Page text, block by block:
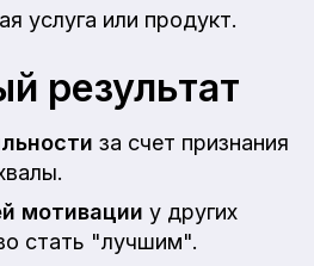
услуга или продукт.
результат
за счет признания
мотивации у других
стать "лучшим".